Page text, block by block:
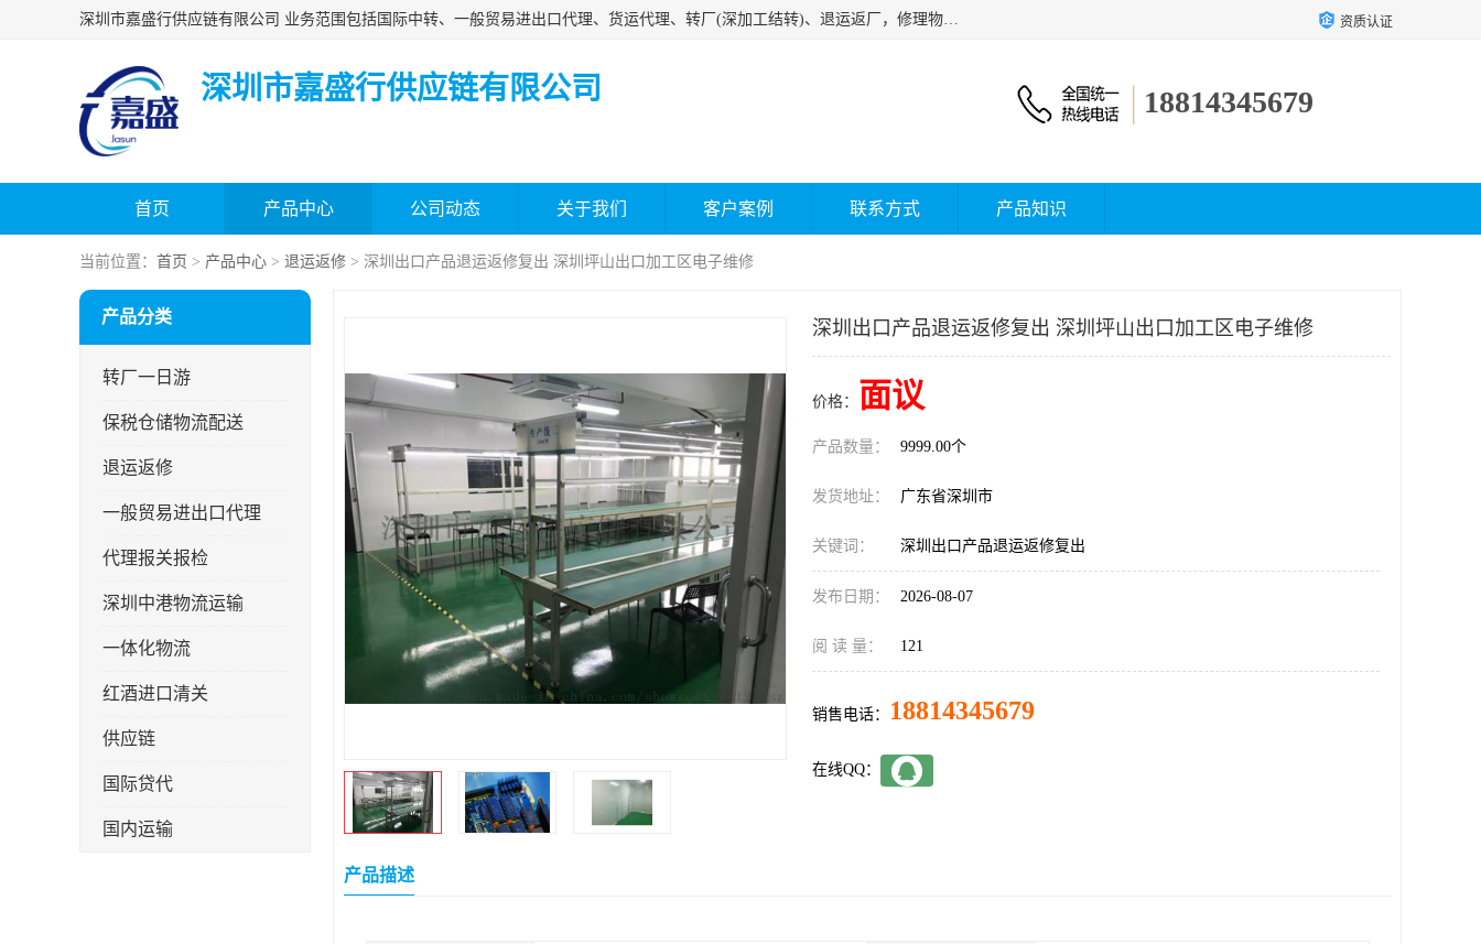
深圳市嘉盛行供应链有限公司 业务范围包括国际中转、一般贸易进出口代理、货运代理、转厂(深加工结转)、退运返厂，修理物品、直接退运、简单加工、更换包装、食品化妆品贴标进口、通关保税仓储，保税生产加工，香港仓库、中港运输专拼货运等服务 资质认证
深圳市嘉盛行供应链有限公司 18814345679
首页 产品中心 公司动态 关于我们 客户案例 联系方式 产品知识
当前位置： 首页 > 产品中心 > 退运返修 > 深圳出口产品退运返修复出 深圳坪山出口加工区电子维修
产品分类
转厂一日游
保税仓储物流配送
退运返修
一般贸易进出口代理
代理报关报检
深圳中港物流运输
一体化物流
红酒进口清关
供应链
国际贷代
国内运输
深圳出口产品退运返修复出 深圳坪山出口加工区电子维修
价格： 面议
产品数量： 9999.00个
发货地址： 广东省深圳市
关键词： 深圳出口产品退运返修复出
发布日期： 2026-08-07
阅 读 量： 121
销售电话： 18814345679
在线QQ：
产品描述